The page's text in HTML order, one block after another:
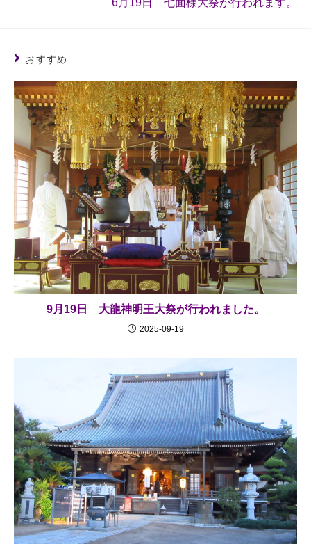
6月19日 七面様大祭が行われます。
おすすめ
9月19日 大龍神明王大祭が行われました。
2025-09-19